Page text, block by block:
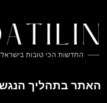
האתר בתהליך